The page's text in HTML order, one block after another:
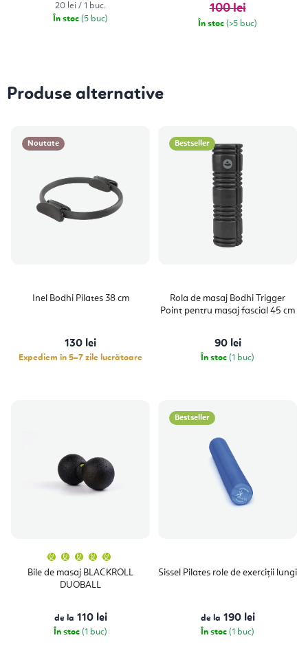
Evaluare
preţ:
20 lei / 1 buc.
În stoc (5 buc)
100 lei
În stoc (>5 buc)
Produse alternative
Noutate
Inel Bodhi Pilates 38 cm
130 lei
Expediem în 5–7 zile lucrătoare
Bestseller
Rola de masaj Bodhi Trigger
Point pentru masaj fascial 45 cm
90 lei
În stoc (1 buc)
Bile de masaj BLACKROLL
DUOBALL
a
produsului
de la 110 lei
În stoc (1 buc)
Bestseller
Sissel Pilates role de exerciții lungi
de la 190 lei
În stoc (1 buc)